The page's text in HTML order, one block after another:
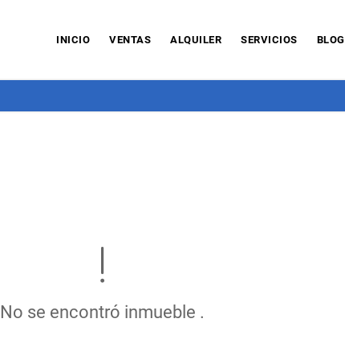
INICIO VENTAS ALQUILER SERVICIOS BLOG
No se encontró inmueble .